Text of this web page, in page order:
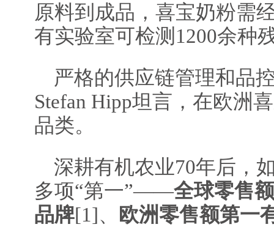
原料到成品，喜宝奶粉需
有实验室可检测1200余种
严格的供应链管理和品
Stefan Hipp坦言，在欧洲
品类。
深耕有机农业70年后，
多项“第一”——全球零售
品牌[1]、
欧洲零售额第一